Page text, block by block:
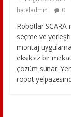
hateladmin
0
Robotlar SCARA
seçme ve
montaj
eksiksiz bir
çözüm sunar.
robot